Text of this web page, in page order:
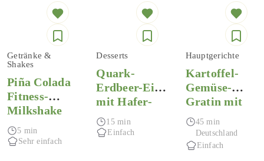
Getränke &
Shakes
Piña Colada
Fitness-
Milkshake
5 min
Sehr einfach
Desserts
Quark-
Erdbeer-Eis
mit Hafer-
Crunch
15 min
Einfach
Hauptgerichte
Kartoffel-
Gemüse-
Gratin mit
Hüttenkäse
& Kräutern
45 min
Deutschland
Einfach